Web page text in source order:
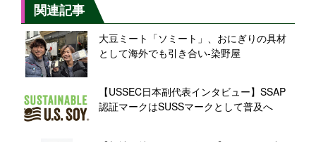
関連記事
大豆ミート「ソミート」、おにぎりの具材
として海外でも引き合い-染野屋
【USSEC日本副代表インタビュー】SSAP
認証マークはSUSSマークとして普及へ